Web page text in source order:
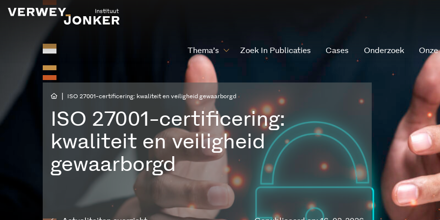
Thema’s Zoek In Publicaties Cases Onderzoek Onze
ISO 27001-certificering: kwaliteit en veiligheid gewaarborgd
ISO 27001-certificering:
kwaliteit en veiligheid
gewaarborgd